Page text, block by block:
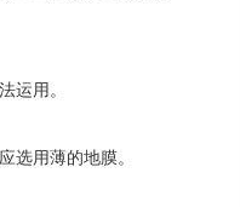
运用。
用薄的地膜。